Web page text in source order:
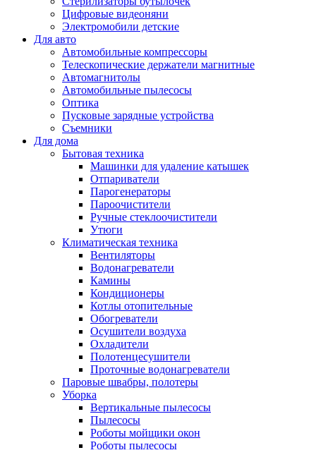
Цифровые видеоняни
Электромобили детские
Для авто
Автомобильные компрессоры
Телескопические держатели магнитные
Автомагнитолы
Автомобильные пылесосы
Оптика
Пусковые зарядные устройства
Съемники
Для дома
Бытовая техника
Машинки для удаление катышек
Отпариватели
Парогенераторы
Пароочистители
Ручные стеклоочистители
Утюги
Климатическая техника
Вентиляторы
Водонагреватели
Камины
Кондиционеры
Котлы отопительные
Обогреватели
Осушители воздуха
Охладители
Полотенцесушители
Проточные водонагреватели
Паровые швабры, полотеры
Уборка
Вертикальные пылесосы
Пылесосы
Роботы мойщики окон
Роботы пылесосы